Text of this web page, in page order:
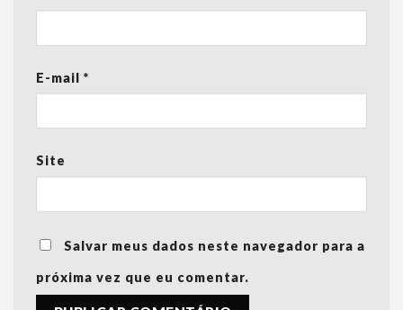
E-mail *
Site
Salvar meus dados neste navegador para a
próxima vez que eu comentar.